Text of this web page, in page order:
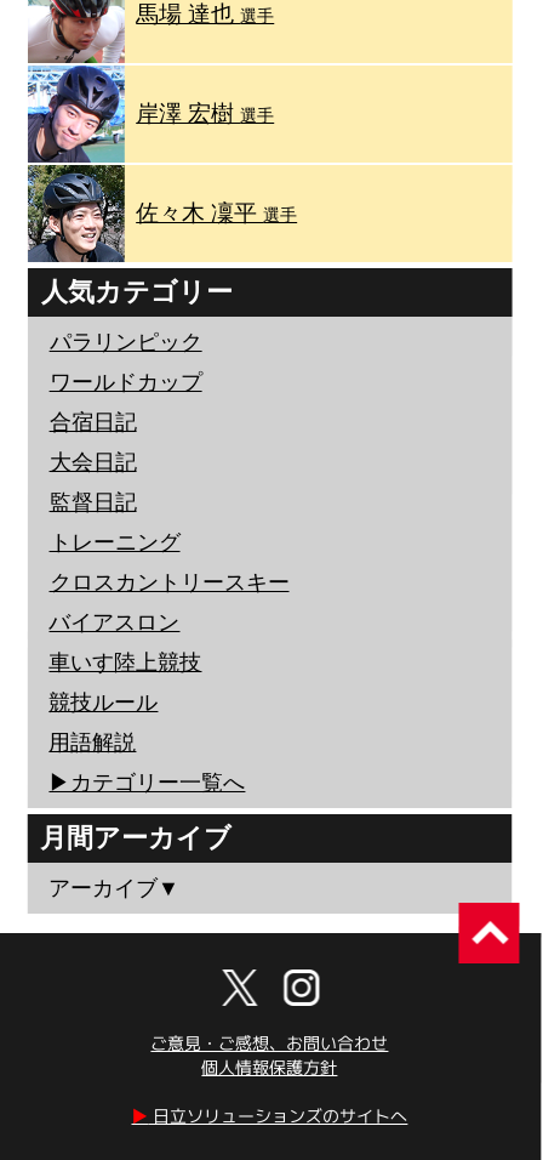
馬場 達也選手
岸澤 宏樹選手
佐々木 凜平選手
人気カテゴリー
パラリンピック
ワールドカップ
合宿日記
大会日記
監督日記
トレーニング
クロスカントリースキー
バイアスロン
車いす陸上競技
競技ルール
用語解説
▶︎カテゴリー一覧へ
月間アーカイブ
アーカイブ▼
ご意見・ご感想、お問い合わせ
個人情報保護方針
▶︎ 日立ソリューションズのサイトへ